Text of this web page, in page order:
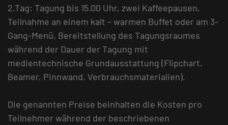
2.Tag: Tagung bis 15.00 Uhr, zwei Kaffeepausen,
Teilnahme an einem kalt – warmen Buffet oder am 3-
Gang-Menü, Bereitstellung des Tagungsraumes
während der Dauer der Tagung mit
medientechnische Grundausstattung (Flipchart,
Beamer, Pinnwand, Verbrauchsmaterialien).
Die genannten Preise beinhalten die Kosten pro
Teilnehmer während der beschriebenen